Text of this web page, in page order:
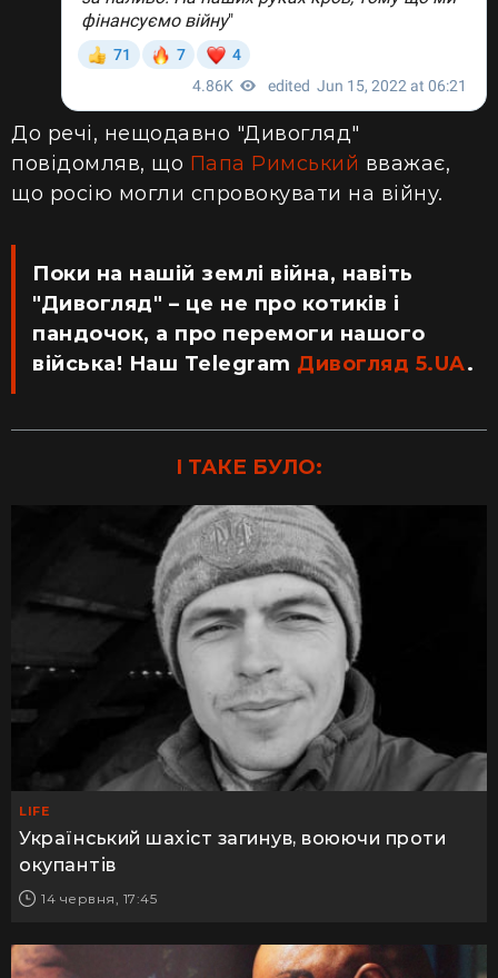
До речі, нещодавно "Дивогляд"
повідомляв, що Папа Римський вважає,
що росію могли спровокувати на війну.
Поки на нашій землі війна, навіть
"Дивогляд" – це не про котиків і
пандочок, а про перемоги нашого
війська! Наш Telegram Дивогляд 5.UA.
І ТАКЕ БУЛО:
LIFE
Український шахіст загинув, воюючи проти
окупантів
14 червня, 17:45